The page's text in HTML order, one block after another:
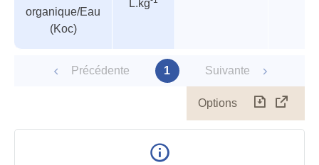
organique/Eau
(Koc)
L.kg
Précédente 1 Suivante
Options
le